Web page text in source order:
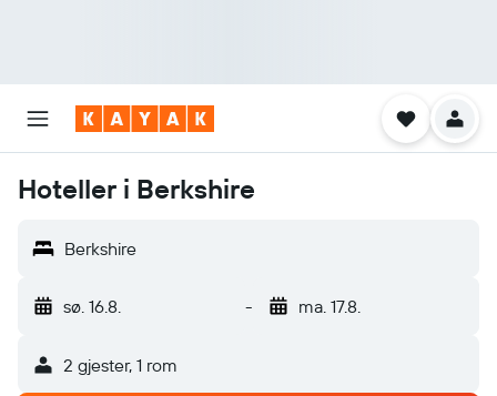
Hoteller i Berkshire
Berkshire
sø. 16.8. - ma. 17.8.
2 gjester, 1 rom